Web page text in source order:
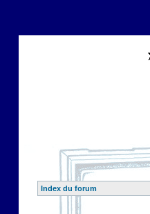
Index du forum